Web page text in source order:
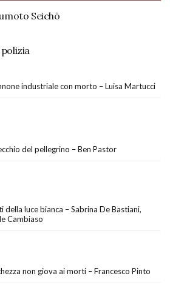
Seichō
industriale con morto – Luisa Martucci
del pellegrino – Ben Pastor
della luce bianca – Sabrina De Bastiani,
Cambiaso
non giova ai morti – Francesco Pinto